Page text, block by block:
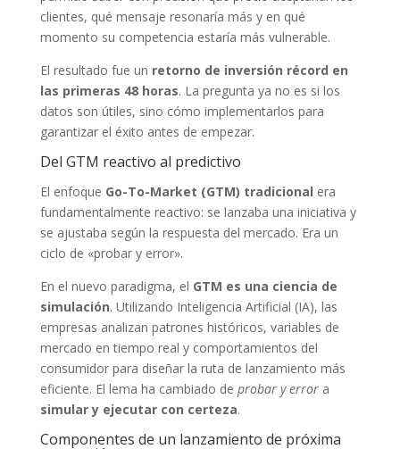
clientes, qué mensaje resonaría más y en qué
momento su competencia estaría más vulnerable.
El resultado fue un retorno de inversión récord en
las primeras 48 horas. La pregunta ya no es si los
datos son útiles, sino cómo implementarlos para
garantizar el éxito antes de empezar.
Del GTM reactivo al predictivo
El enfoque Go-To-Market (GTM) tradicional era
fundamentalmente reactivo: se lanzaba una iniciativa y
se ajustaba según la respuesta del mercado. Era un
ciclo de «probar y error».
En el nuevo paradigma, el GTM es una ciencia de
simulación. Utilizando Inteligencia Artificial (IA), las
empresas analizan patrones históricos, variables de
mercado en tiempo real y comportamientos del
consumidor para diseñar la ruta de lanzamiento más
eficiente. El lema ha cambiado de probar y errora
simular y ejecutar con certeza.
Componentes de un lanzamiento de próxima